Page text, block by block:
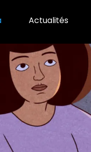
Actualités